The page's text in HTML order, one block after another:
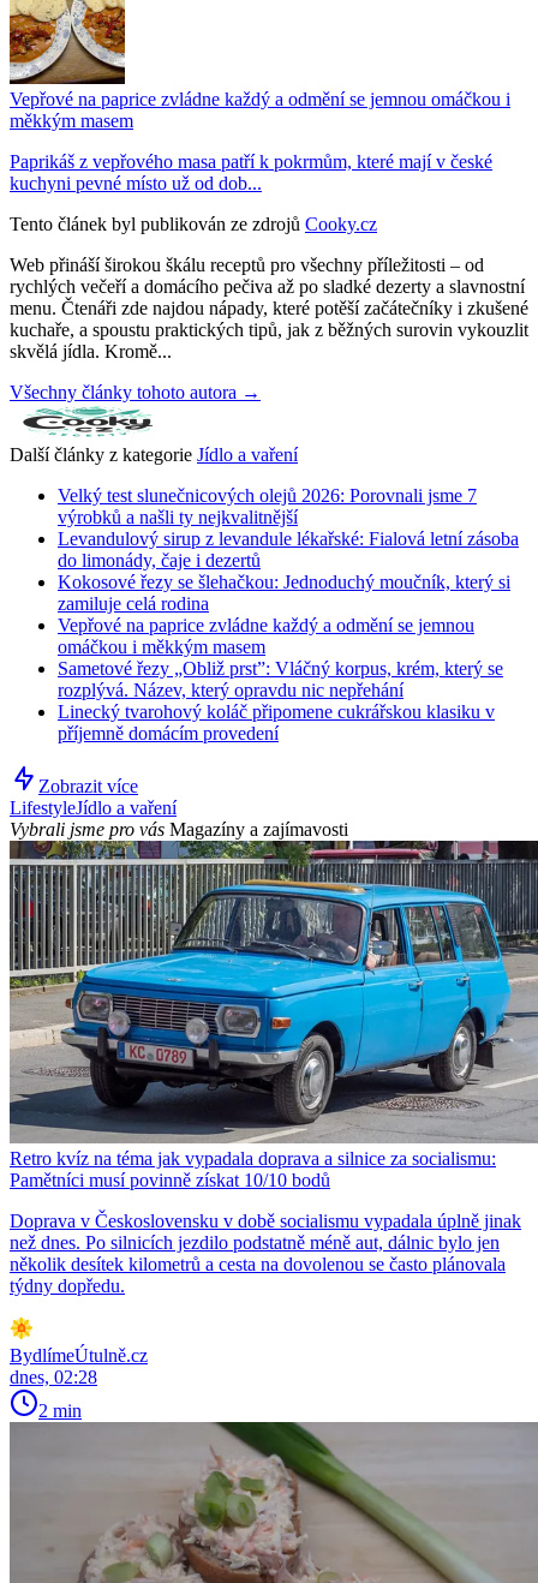
Vepřové na paprice zvládne každý a odmění se jemnou omáčkou i
měkkým masem
Paprikáš z vepřového masa patří k pokrmům, které mají v české
kuchyni pevné místo už od dob...
Tento článek byl publikován ze zdrojů Cooky.cz
Web přináší širokou škálu receptů pro všechny příležitosti – od
rychlých večeří a domácího pečiva až po sladké dezerty a slavnostní
menu. Čtenáři zde najdou nápady, které potěší začátečníky i zkušené
kuchaře, a spoustu praktických tipů, jak z běžných surovin vykouzlit
skvělá jídla. Kromě...
Všechny články tohoto autora →
Další články z kategorie Jídlo a vaření
Velký test slunečnicových olejů 2026: Porovnali jsme 7
výrobků a našli ty nejkvalitnější
Levandulový sirup z levandule lékařské: Fialová letní zásoba
do limonády, čaje i dezertů
Kokosové řezy se šlehačkou: Jednoduchý moučník, který si
zamiluje celá rodina
Vepřové na paprice zvládne každý a odmění se jemnou
omáčkou i měkkým masem
Sametové řezy „Obliž prst”: Vláčný korpus, krém, který se
rozplývá. Název, který opravdu nic nepřehání
Linecký tvarohový koláč připomene cukrářskou klasiku v
příjemně domácím provedení
Zobrazit více
LifestyleJídlo a vaření
Vybrali jsme pro vás Magazíny a zajímavosti
Retro kvíz na téma jak vypadala doprava a silnice za socialismu:
Pamětníci musí povinně získat 10/10 bodů
Doprava v Československu v době socialismu vypadala úplně jinak
než dnes. Po silnicích jezdilo podstatně méně aut, dálnic bylo jen
několik desítek kilometrů a cesta na dovolenou se často plánovala
týdny dopředu.
BydlímeÚtulně.cz
dnes, 02:28
2 min